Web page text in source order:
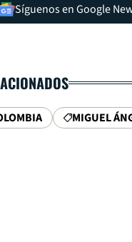
Síguenos en Google
MIGUEL